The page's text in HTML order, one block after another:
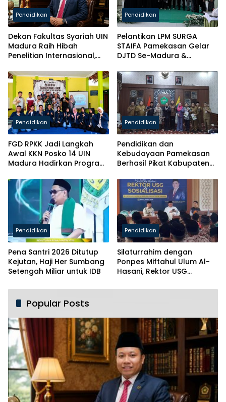
Pendidikan
Dekan Fakultas Syariah UIN
Madura Raih Hibah
Penelitian Internasional,
Kancah Global
Pendidikan
Pelantikan LPM SURGA
STAIFA Pamekasan Gelar
DJTD Se-Madura &
Pendidikan
FGD RPKK Jadi Langkah
Awal KKN Posko 14 UIN
Madura Hadirkan Program
Pendidikan
Pendidikan dan
Kebudayaan Pamekasan
Berhasil Pikat Kabupaten
Pendidikan
Pena Santri 2026 Ditutup
Kejutan, Haji Her Sumbang
Setengah Miliar untuk IDB
Pendidikan
Silaturrahim dengan
Ponpes Miftahul Ulum Al-
Hasani, Rektor USG
Beasiswa
Popular Posts